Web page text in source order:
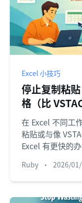
Excel 小技巧
停止复制粘
格（比
在 Excel 不同工
粘贴或与像
Excel 有更快的
Ruby • 2026/